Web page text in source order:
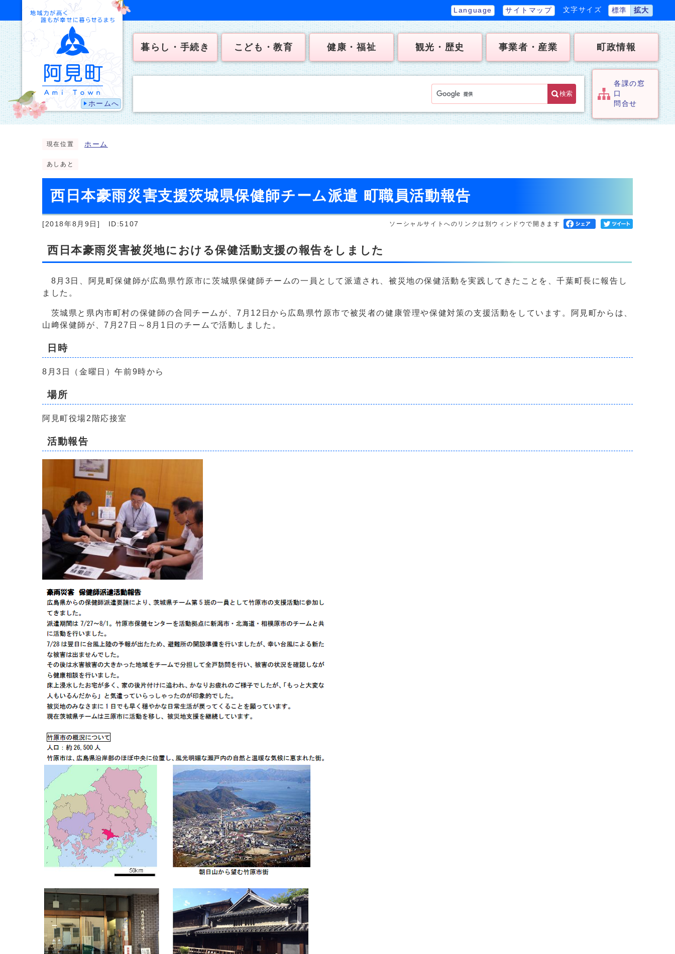
ホームへ
Language サイトマップ 文字サイズ 標準 拡大
暮らし・手続き こども・教育 健康・福祉 観光・歴史 事業者・産業 町政情報
検索
各課の窓
口
問合せ
現在位置 ホーム
あしあと
西日本豪雨災害支援茨城県保健師チーム派遣 町職員活動報告
[2018年8月9日] ID:5107 ソーシャルサイトへのリンクは別ウィンドウで開きます
西日本豪雨災害被災地における保健活動支援の報告をしました
8月3日、阿見町保健師が広島県竹原市に茨城県保健師チームの一員として派遣され、被災地の保健活動を実践してきたことを、千葉町長に報告し
ました。
茨城県と県内市町村の保健師の合同チームが、7月12日から広島県竹原市で被災者の健康管理や保健対策の支援活動をしています。阿見町からは、
山﨑保健師が、7月27日～8月1日のチームで活動しました。
日時
8月3日（金曜日）午前9時から
場所
阿見町役場2階応接室
活動報告